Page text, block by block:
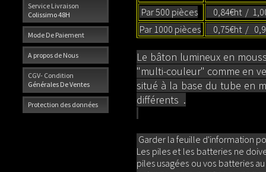
Service Livraison
Colissimo 48H
Mode De Paiement
A propos de Nous
CGV- Condition
Générales De Ventes
Protection des données
Par 500 pièces
0,84€ht /
Par 1000 pièces
0,75€ht /
Le bâton lumineux en
"multi-couleur" comme en
situé à la base du tube en
différents .
Garder la feuille d'information
Les piles et les batteries ne
piles usagées ou vos batteries